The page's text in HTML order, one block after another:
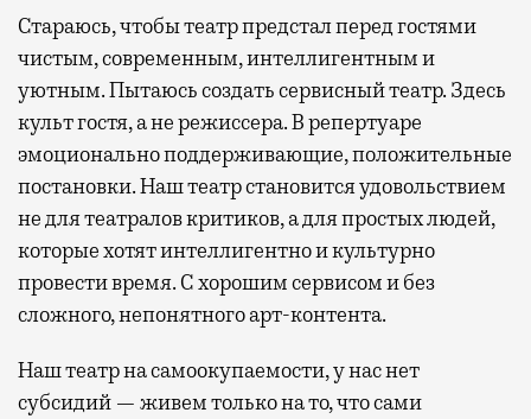
Стараюсь, чтобы театр предстал перед гостями
чистым, современным, интеллигентным и
уютным. Пытаюсь создать сервисный театр. Здесь
культ гостя, а не режиссера. В репертуаре
эмоционально поддерживающие, положительные
постановки. Наш театр становится удовольствием
не для театралов критиков, а для простых людей,
которые хотят интеллигентно и культурно
провести время. С хорошим сервисом и без
сложного, непонятного арт-контента.
Наш театр на самоокупаемости, у нас нет
субсидий — живем только на то, что сами